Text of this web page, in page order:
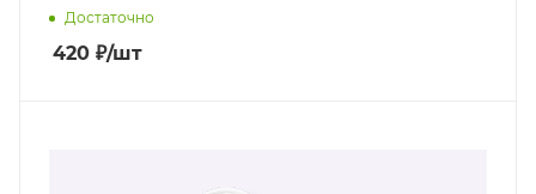
Достаточно
420 ₽/шт